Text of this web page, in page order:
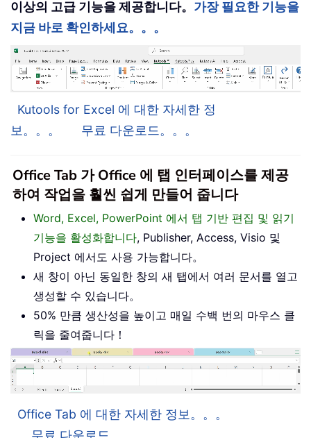
이상의 고급 기능을 제공합니다。 가장 필요한 기능을
지금 바로 확인하세요。。。
Kutools for Excel 에 대한 자세한 정
보。。。
무료 다운로드。。。
Office Tab 가 Office 에 탭 인터페이스를 제공
하여 작업을 훨씬 쉽게 만들어 줍니다
Word, Excel, PowerPoint 에서 탭 기반 편집 및 읽기
기능을 활성화합니다, Publisher, Access, Visio 및
Project 에서도 사용 가능합니다。
새 창이 아닌 동일한 창의 새 탭에서 여러 문서를 열고
생성할 수 있습니다。
50% 만큼 생산성을 높이고 매일 수백 번의 마우스 클
릭을 줄여줍니다！
Office Tab 에 대한 자세한 정보。。。
무료 다운로드。。。